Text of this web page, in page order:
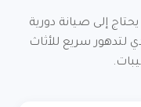
إلى صيانة دورية
لتدهور سريع للأثاث